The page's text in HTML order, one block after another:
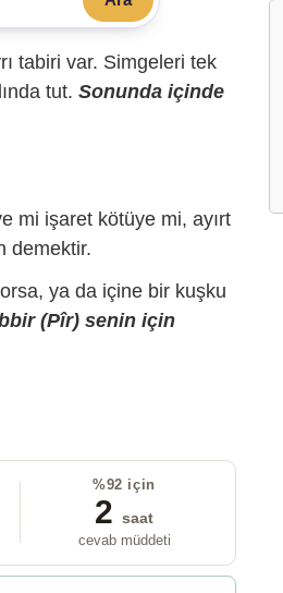
tabiri var. Simgeleri tek
tut. Sonunda içinde
mi işaret kötüye mi, ayırt
demektir.
ya da içine bir kuşku
(Pîr) senin için
%92 için
2 saat
cevab müddeti